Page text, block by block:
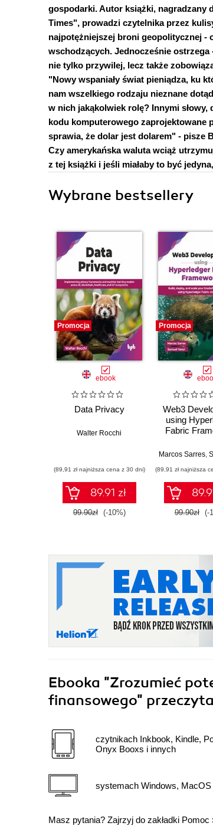
gospodarki. Autor książki, nagradzany
Times", prowadzi czytelnika przez
najpotężniejszej broni geopolitycznej -
wschodzących. Jednocześnie
nie tylko przywilej, lecz także
"Nowy wspaniały świat pieniądza, ku
nam wszelkiego rodzaju nieznane
w nich jakąkolwiek rolę? Innymi słowy,
kodu komputerowego zaprojektowane
sprawia, że dolar jest dolarem" - pisze
Czy amerykańska waluta wciąż
z tej książki i jeśli miałaby to być
Wybrane bestsellery
Promocja
ebook
Data Privacy
Walter Rocchi
(89,91 zł najniższa cena z 30 dni)
89.91 zł
99.90zł (-10%)
Promocja
Web3
using
Fabric
Marcos Sarres,
(89,91 zł najniższa
99.90zł (-
Ebooka "Zrozumieć
finansowego"
czytnikach Inkbook, Kindle,
Onyx Booxs i innych
systemach Windows, MacOS
Masz pytania? Zajrzyj do zakładki Pomoc